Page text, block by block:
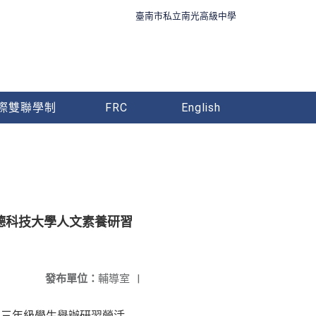
臺南市私立南光高級中學
雙聯學制 FRC English
技大學人文素養研習
發布單位： 輔導室 |